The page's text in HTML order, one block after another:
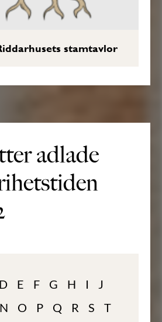
stamtavlor
adlade
D E F G H I
J
N O P Q R S T